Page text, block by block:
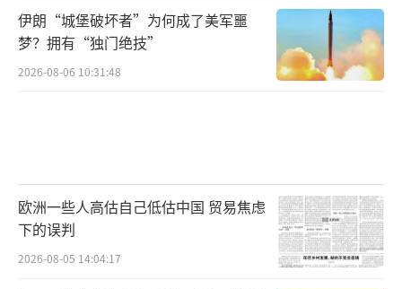
伊朗“城堡破坏者”为何成了美军噩
梦？拥有“独门绝技”
2026-08-06 10:31:48
欧洲一些人高估自己低估中国 贸易焦虑
下的误判
2026-08-05 14:04:17